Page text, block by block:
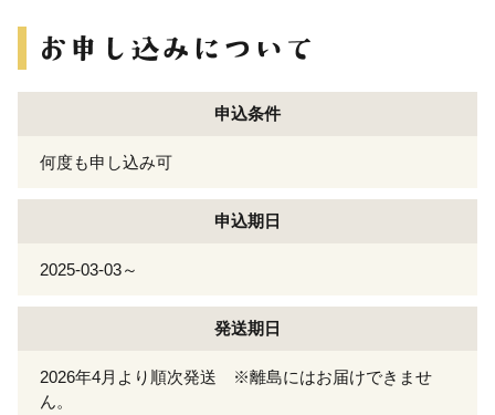
申込条件
何度も申し込み可
申込期日
2025-03-03～
発送期日
2026年4月より順次発送 ※離島にはお届けできませ
ん。